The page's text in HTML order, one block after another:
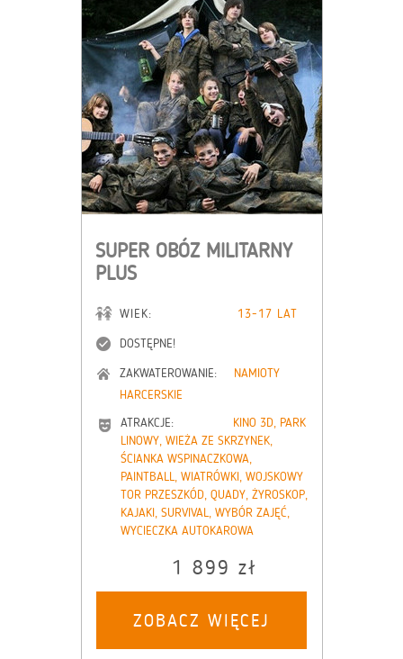
SUPER OBÓZ MILITARNY
PLUS
WIEK:
13-17 LAT
DOSTĘPNE!
ZAKWATEROWANIE:
NAMIOTY
HARCERSKIE
ATRAKCJE:
KINO 3D, PARK
LINOWY, WIEŻA ZE SKRZYNEK,
ŚCIANKA WSPINACZKOWA,
PAINTBALL, WIATRÓWKI, WOJSKOWY
TOR PRZESZKÓD, QUADY, ŻYROSKOP,
KAJAKI, SURVIVAL, WYBÓR ZAJĘĆ,
WYCIECZKA AUTOKAROWA
1 899 zł
ZOBACZ WIĘCEJ